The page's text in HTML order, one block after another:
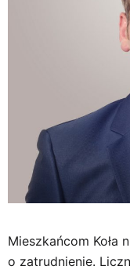
Mieszkańcom Koła
o zatrudnienie.